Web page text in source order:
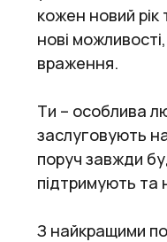
кожен новий
нові
враження.
Ти – особлива
заслуговують
поруч завжди
підтримують та
З найкращими